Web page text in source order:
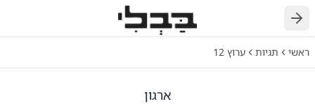
חזרה
ראשי תגיות ערוץ 12
ארגון